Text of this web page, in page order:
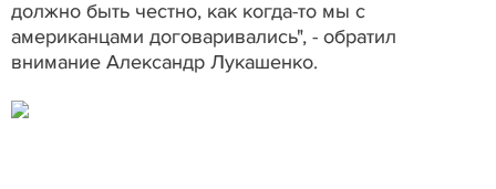
должно быть честно, как когда-то мы с
американцами договаривались", - обратил
внимание Александр Лукашенко.